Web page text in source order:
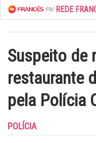
ESCUTE A REDE
Suspeito de
restaurante
pela Polícia
POLÍCIA